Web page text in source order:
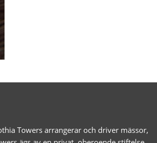
Towers arrangerar och driver mässor,